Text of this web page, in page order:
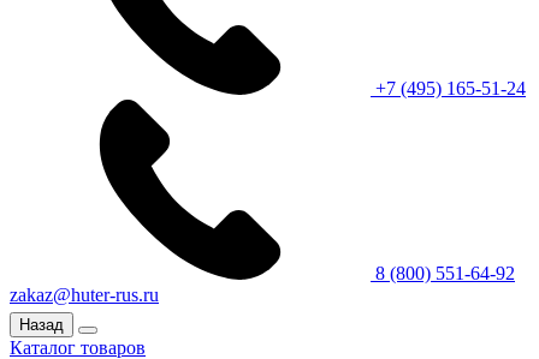
+7 (495) 165-51-24
8 (800) 551-64-92
zakaz@huter-rus.ru
Назад
Каталог товаров